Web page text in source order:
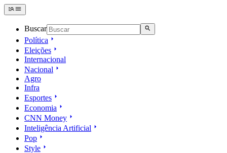
Buscar
Política
Eleições
Internacional
Nacional
Agro
Infra
Esportes
Economia
CNN Money
Inteligência Artificial
Pop
Style